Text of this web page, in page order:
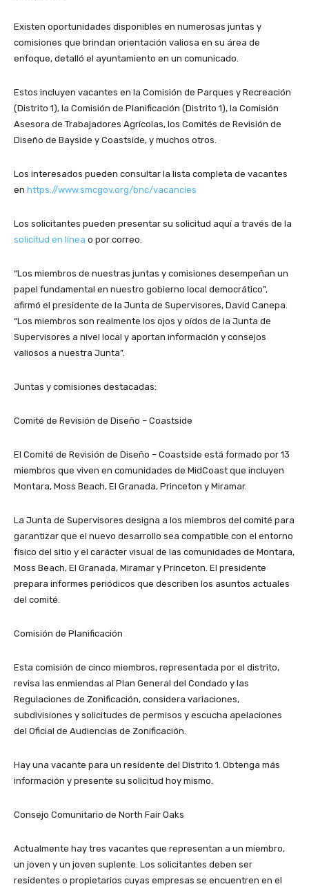
y
e
r
Existen oportunidades disponibles en numerosas juntas y
comisiones que brindan orientación valiosa en su área de
enfoque, detalló el ayuntamiento en un comunicado.
Estos incluyen vacantes en la Comisión de Parques y Recreación
(Distrito 1), la Comisión de Planificación (Distrito 1), la Comisión
Asesora de Trabajadores Agrícolas, los Comités de Revisión de
Diseño de Bayside y Coastside, y muchos otros.
Los interesados pueden consultar la lista completa de vacantes
en https://www.smcgov.org/bnc/vacancies
Los solicitantes pueden presentar su solicitud aquí a través de la
solicitud en línea o por correo.
“Los miembros de nuestras juntas y comisiones desempeñan un
papel fundamental en nuestro gobierno local democrático”,
afirmó el presidente de la Junta de Supervisores, David Canepa.
“Los miembros son realmente los ojos y oídos de la Junta de
Supervisores a nivel local y aportan información y consejos
valiosos a nuestra Junta”.
Juntas y comisiones destacadas:
Comité de Revisión de Diseño – Coastside
El Comité de Revisión de Diseño – Coastside está formado por 13
miembros que viven en comunidades de MidCoast que incluyen
Montara, Moss Beach, El Granada, Princeton y Miramar.
La Junta de Supervisores designa a los miembros del comité para
garantizar que el nuevo desarrollo sea compatible con el entorno
físico del sitio y el carácter visual de las comunidades de Montara,
Moss Beach, El Granada, Miramar y Princeton. El presidente
prepara informes periódicos que describen los asuntos actuales
del comité.
Comisión de Planificación
Esta comisión de cinco miembros, representada por el distrito,
revisa las enmiendas al Plan General del Condado y las
Regulaciones de Zonificación, considera variaciones,
subdivisiones y solicitudes de permisos y escucha apelaciones
del Oficial de Audiencias de Zonificación.
Hay una vacante para un residente del Distrito 1. Obtenga más
información y presente su solicitud hoy mismo.
Consejo Comunitario de North Fair Oaks
Actualmente hay tres vacantes que representan a un miembro,
un joven y un joven suplente. Los solicitantes deben ser
residentes o propietarios cuyas empresas se encuentren en el